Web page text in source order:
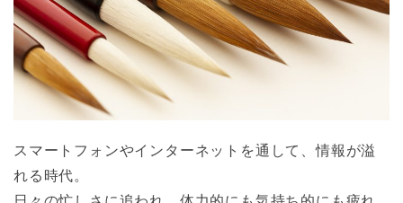
スマートフォンやインターネットを通して、情報が溢
れる時代。